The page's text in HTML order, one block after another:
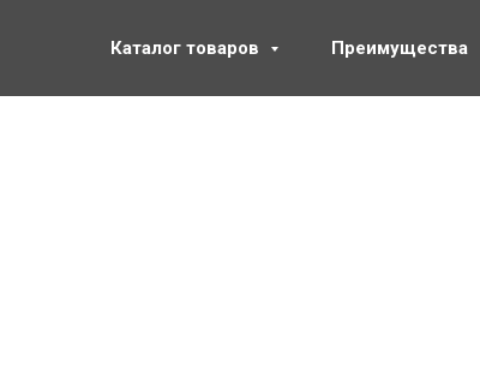
Каталог товаров Преимущества